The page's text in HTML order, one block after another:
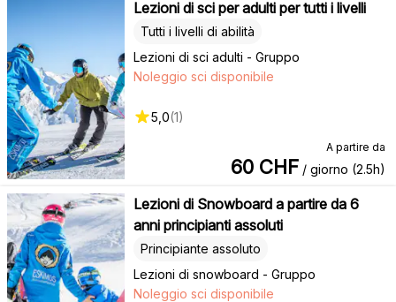
Lezioni di sci per adulti per tutti i livelli
Lezioni di sci adulti - Gruppo
Tutti i livelli di abilità
Noleggio sci disponibile
5,0(1)
A partire da
60 CHF / giorno (2.5h)
Lezioni di Snowboard a partire da 6
anni principianti assoluti
Lezioni di snowboard - Gruppo
Principiante assoluto
Noleggio sci disponibile